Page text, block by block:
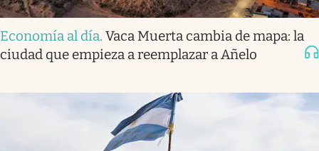
Economía al día. Vaca Muerta cambia de mapa: la
ciudad que empieza a reemplazar a Añelo